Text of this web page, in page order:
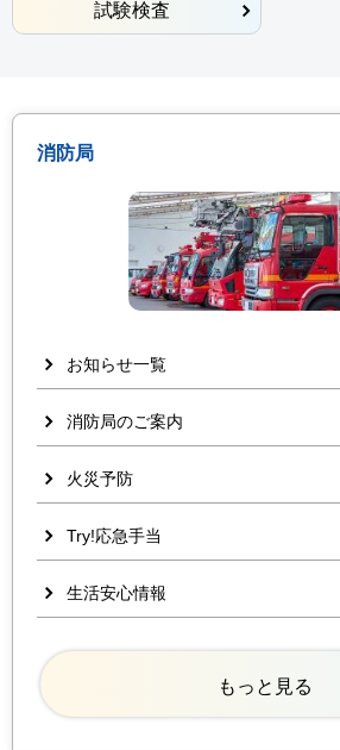
試験検査
消防局
お知らせ一覧
消防局のご案内
火災予防
Try!応急手当
生活安心情報
もっと見る